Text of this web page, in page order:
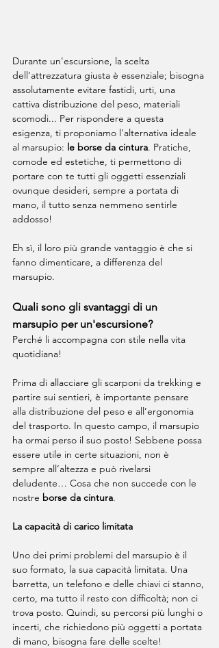
Durante un'escursione, la scelta
dell'attrezzatura giusta è essenziale; bisogna
assolutamente evitare fastidi, urti, una
cattiva distribuzione del peso, materiali
scomodi... Per rispondere a questa
esigenza, ti proponiamo l'alternativa ideale
al marsupio: le borse da cintura. Pratiche,
comode ed estetiche, ti permettono di
portare con te tutti gli oggetti essenziali
ovunque desideri, sempre a portata di
mano, il tutto senza nemmeno sentirle
addosso!
Eh sì, il loro più grande vantaggio è che si
fanno dimenticare, a differenza del
marsupio.
Quali sono gli svantaggi di un
marsupio per un'escursione?
Perché li accompagna con stile nella vita
quotidiana!
Prima di allacciare gli scarponi da trekking e
partire sui sentieri, è importante pensare
alla distribuzione del peso e all’ergonomia
del trasporto. In questo campo, il marsupio
ha ormai perso il suo posto! Sebbene possa
essere utile in certe situazioni, non è
sempre all’altezza e può rivelarsi
deludente… Cosa che non succede con le
nostre borse da cintura.
La capacità di carico limitata
Uno dei primi problemi del marsupio è il
suo formato, la sua capacità limitata. Una
barretta, un telefono e delle chiavi ci stanno,
certo, ma tutto il resto con difficoltà; non ci
trova posto. Quindi, su percorsi più lunghi o
incerti, che richiedono più oggetti a portata
di mano, bisogna fare delle scelte!